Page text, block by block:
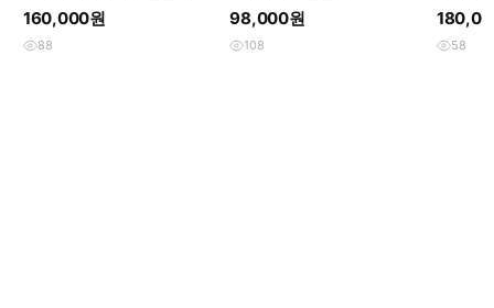
품
160,000원
88
98,000원
108
업 M
58